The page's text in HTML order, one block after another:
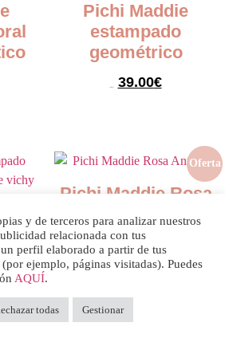
Pichi Maddie
estampado
geométrico
39.00€
de
Oferta
Pichi Maddie Rosa
Antiguo
39.00€
y de terceros para analizar nuestros
relacionada con tus
perfil elaborado a partir de tus
ejemplo, páginas visitadas). Puedes
AQUÍ.
todas Gestionar